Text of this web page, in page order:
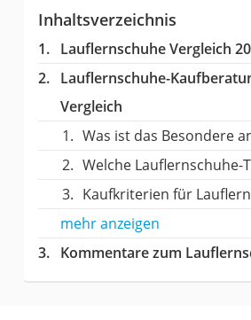
Inhaltsverzeichnis
Lauflernschuhe Vergleich
Lauflernschuhe-
Vergleich
Was ist das Besondere
Welche Lauflernschuhe-
Kaufkriterien für
mehr anzeigen
Kommentare zum